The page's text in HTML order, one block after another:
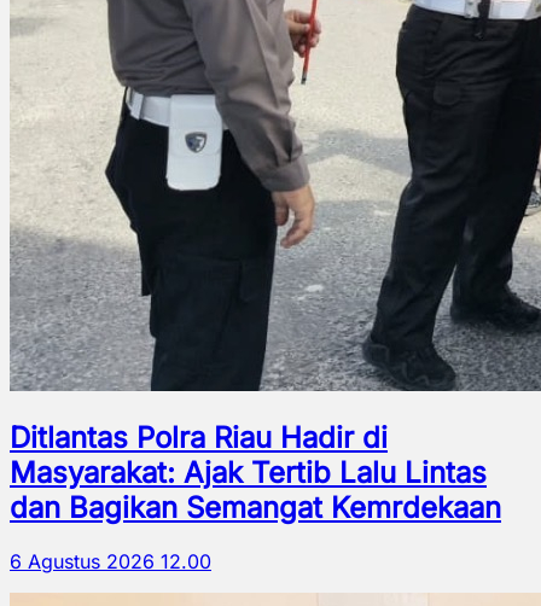
Ditlantas Polra Riau Hadir di
Masyarakat: Ajak Tertib Lalu Lintas
dan Bagikan Semangat Kemrdekaan
6 Agustus 2026 12.00